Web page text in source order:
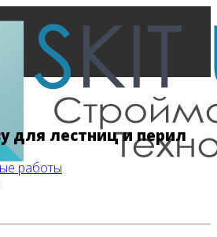
для лестниц и перил
работы